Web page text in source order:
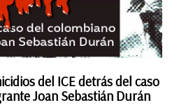
del ICE detrás del caso
Joan Sebastián Durán